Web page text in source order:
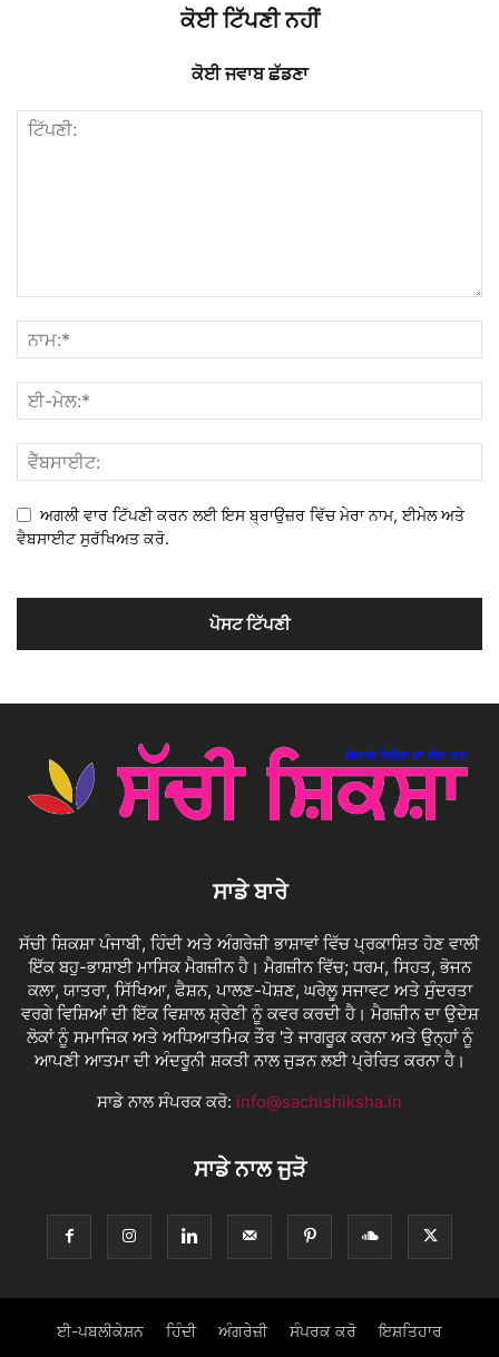
ਕੋਈ ਟਿੱਪਣੀ ਨਹੀਂ
ਕੋਈ ਜਵਾਬ ਛੱਡਣਾ
ਅਗਲੀ ਵਾਰ ਟਿੱਪਣੀ ਕਰਨ ਲਈ ਇਸ ਬ੍ਰਾਉਜ਼ਰ ਵਿੱਚ ਮੇਰਾ ਨਾਮ, ਈਮੇਲ ਅਤੇ
ਵੈਬਸਾਈਟ ਸੁਰੱਖਿਅਤ ਕਰੋ.
ਸਾਡੇ ਬਾਰੇ
ਸੱਚੀ ਸ਼ਿਕਸ਼ਾ ਪੰਜਾਬੀ, ਹਿੰਦੀ ਅਤੇ ਅੰਗਰੇਜ਼ੀ ਭਾਸ਼ਾਵਾਂ ਵਿੱਚ ਪ੍ਰਕਾਸ਼ਿਤ ਹੋਣ ਵਾਲੀ
ਇੱਕ ਬਹੁ-ਭਾਸ਼ਾਈ ਮਾਸਿਕ ਮੈਗਜ਼ੀਨ ਹੈ। ਮੈਗਜ਼ੀਨ ਵਿੱਚ; ਧਰਮ, ਸਿਹਤ, ਭੋਜਨ
ਕਲਾ, ਯਾਤਰਾ, ਸਿੱਖਿਆ, ਫੈਸ਼ਨ, ਪਾਲਣ-ਪੋਸ਼ਣ, ਘਰੇਲੂ ਸਜਾਵਟ ਅਤੇ ਸੁੰਦਰਤਾ
ਵਰਗੇ ਵਿਸ਼ਿਆਂ ਦੀ ਇੱਕ ਵਿਸ਼ਾਲ ਸ਼੍ਰੇਣੀ ਨੂੰ ਕਵਰ ਕਰਦੀ ਹੈ। ਮੈਗਜ਼ੀਨ ਦਾ ਉਦੇਸ਼
ਲੋਕਾਂ ਨੂੰ ਸਮਾਜਿਕ ਅਤੇ ਅਧਿਆਤਮਿਕ ਤੌਰ 'ਤੇ ਜਾਗਰੂਕ ਕਰਨਾ ਅਤੇ ਉਨ੍ਹਾਂ ਨੂੰ
ਆਪਣੀ ਆਤਮਾ ਦੀ ਅੰਦਰੂਨੀ ਸ਼ਕਤੀ ਨਾਲ ਜੁੜਨ ਲਈ ਪ੍ਰੇਰਿਤ ਕਰਨਾ ਹੈ।
ਸਾਡੇ ਨਾਲ ਸੰਪਰਕ ਕਰੋ: info@sachishiksha.in
ਸਾਡੇ ਨਾਲ ਜੁੜੋ
ਈ-ਪਬਲੀਕੇਸ਼ਨ ਹਿੰਦੀ ਅੰਗਰੇਜ਼ੀ ਸੰਪਰਕ ਕਰੋ ਇਸ਼ਤਿਹਾਰ